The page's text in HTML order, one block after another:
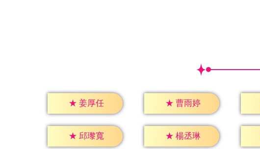
★ 姜厚任 ★ 曹雨婷
★ 邱瓈寬 ★ 楊丞琳